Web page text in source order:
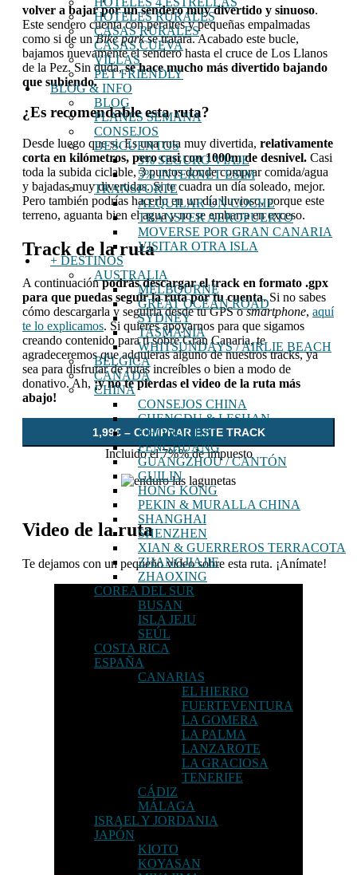
HOTELES RURALES
CASAS RURALES
CASAS CUEVA
VILLAS
PET FRIENDLY
BLOG & INFO
BLOG
PLANES SEMANA
CONSEJOS
DESCUENTOS
5% SEGURO VIAJE
5% INTERNET ESIM
TRANSPORTE
ALQUILAR UN COCHE
TRANSFER AEROPUERTO
MOVERSE POR GRAN CANARIA
VISITAR OTRA ISLA
+ DESTINOS
AUSTRALIA
MELBOURNE
GREAT OCEAN ROAD
SYDNEY
TASMANIA
WHITSUNDAYS / AIRLIE BEACH
BÉLGICA
CANADÁ
CHINA
CONSEJOS CHINA
CHENGDU & LESHAN
CHONGQING
FENGHUANG
GUANGZHOU / CANTÓN
GUILIN
HONG KONG
PEKIN & MURALLA CHINA
SHANGHAI
SHENZHEN
XIAN & GUERREROS TERRACOTA
ZHANGJIAJIE
ZHAOXING
COREA DEL SUR
BUSAN
ISLA JEJU
SEÚL
COSTA RICA
ESPAÑA
CANARIAS
EL HIERRO
FUERTEVENTURA
LA GOMERA
LA PALMA
LANZAROTE
LA GRACIOSA
TENERIFE
CÁDIZ
MÁLAGA
ISRAEL Y JORDANIA
JAPÓN
KIOTO
KOYASAN
volver a bajar por un sendero muy divertido y sinuoso.
Este sendero cuenta con peraltes y pequeñas empalmadas
como si de unBike parkse tratara. Acabado este bucle,
bajamos nuevamente el sendero hasta el cruce de Los Llanos
de la Pez. Sin duda,se hace mucho más divertido bajando
que subiendo.
¿Es recomendable esta ruta?
Desde luego que si. Es una ruta muy divertida, relativamente
corta en kilómetros, pero casi con 1000m de desnivel. Casi
toda la subida ciclable, 3 puntos donde comprar comida/agua
y bajadas muy divertidas. Si te cuadra un día soleado, mejor.
Pero también podrías hacerlo en un día lluvioso, porque este
terreno, aguanta bien el agua y no se embarra en exceso.
Track de la ruta
A continuaciónpodrás descargar el track en formato .gpx
para que puedas seguir la ruta por tu cuenta. Si no sabes
cómo descargarla y seguirla desde tu GPS osmartphone, aquí
te lo explicamos. Si quieres apoyarnos para que sigamos
creando contenido para ti sobre Gran Canaria, te
agradeceremos que adquieras alguno de nuestros tracks, ya
sea para disfrutar de rutas increíbles o bien a modo de
donativo. Ah, ¡y no te pierdas el video de la ruta más
abajo!
1,99€ – COMPRAR ESTE TRACK
Incluido el 7%% de impuesto
Video de la ruta
Te dejamos con un pequeño video sobre esta ruta. ¡Anímate!